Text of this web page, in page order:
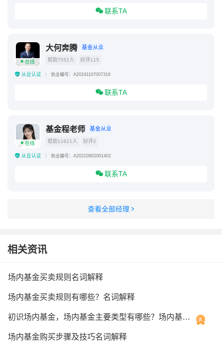
联系TA
在线
大何奔腾 基金从业
帮助7552人 好评115
从业认证 执业编号：A20241107007316
联系TA
在线
基金程老师 基金从业
帮助11621人 好评2
从业认证 执业编号：A20210902001402
联系TA
查看全部经理
相关资讯
场内基金买卖规则名词解释
场内基金买卖规则有哪些？名词解释
初识场内基金，场内基金主要类型有哪些？场内基金交易低佣金券商推荐！
场内基金购买步骤及技巧名词解释